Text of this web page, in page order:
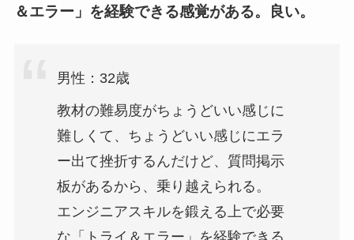
＆エラー」を経験できる感覚がある。良い。
男性：32歳
教材の難易度がちょうどいい感じに
難しくて、ちょうどいい感じにエラ
ー出て挫折するんだけど、質問掲示
板があるから、乗り越えられる。
エンジニアスキルを鍛える上で必要
な「トライ＆エラー」を経験できる